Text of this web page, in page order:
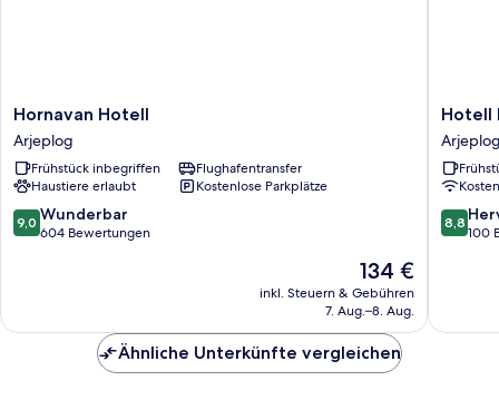
Hornavan
Hotell
Arjeplog
Hornavan Hotell
Arjeplog
Frühstück inbegriffen
Flughafentransfer
Haustiere erlaubt
Kostenlose Parkplätze
9.0
von
9,0 Wunderbar
604 Bewertungen
Der
Preis
beträgt
134 €
inkl. Steuern & Gebühren
7. Aug.–8. Aug.
Hotell
Lyktan
Arjeplog
Hotell
8.8
von
8,8
100
Ähnliche Unterkünfte vergleichen